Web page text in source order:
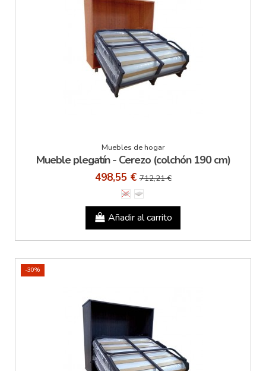
Muebles de hogar
Mueble plegatín - Cerezo (colchón 190 cm)
498,55 €712,21 €
Añadir al carrito
-30%